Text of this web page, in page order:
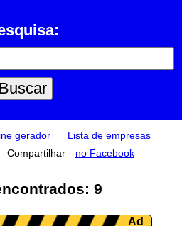
gerador
Lista de empresas
Compartilhar no Facebook
9